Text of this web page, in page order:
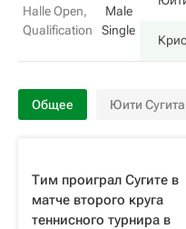
Halle Open,
Qualification
Male
Single
Общее Юити Сугита
Тим проиграл Сугите в
матче второго круга
теннисного турнира в